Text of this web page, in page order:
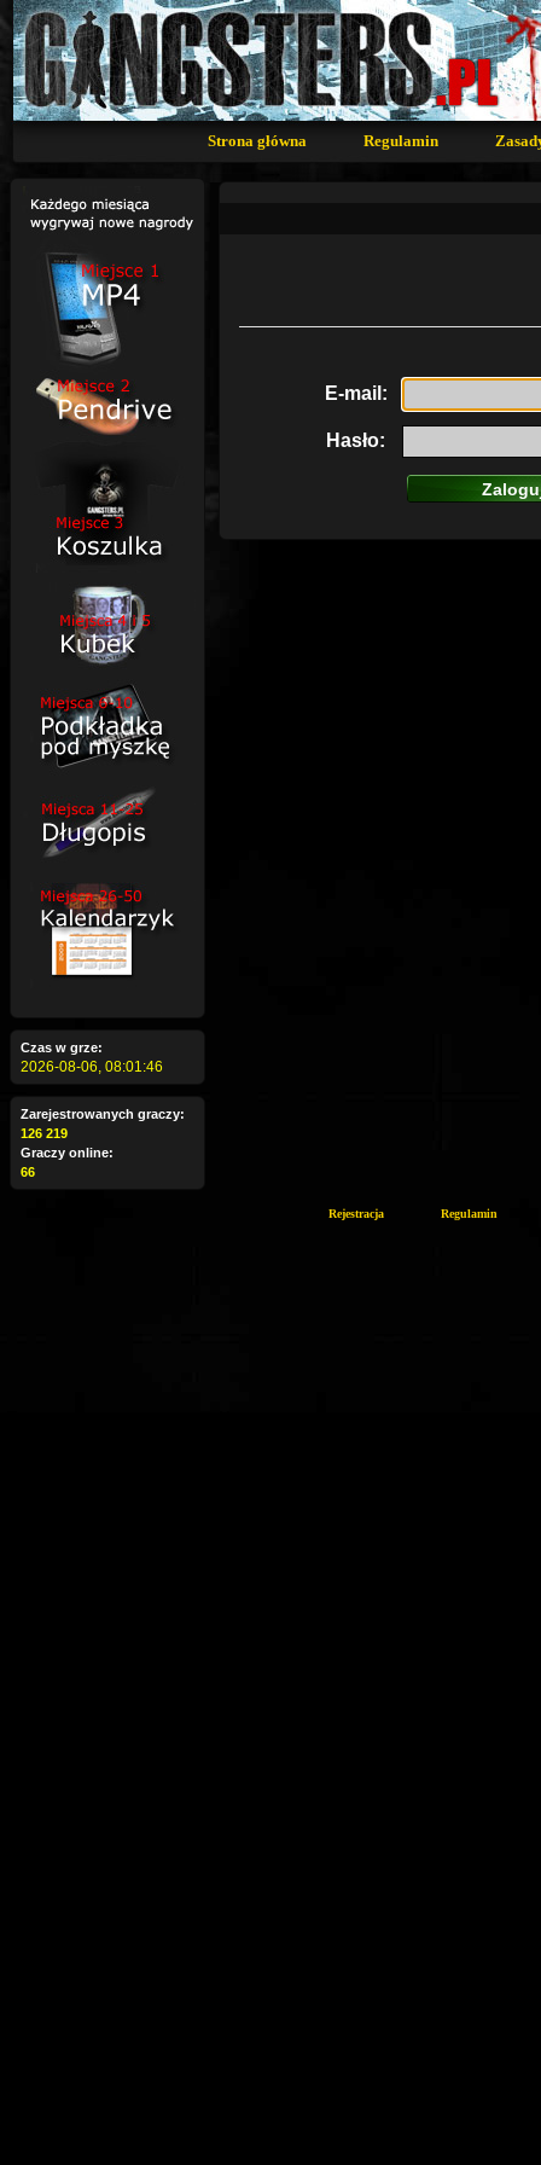
Strona główna Regulamin
Czas w grze:
2026-08-06, 08:01:47
Zarejestrowanych graczy:
126 219
Graczy online:
66
E-mail:
Hasło:
Rejestracja Regulamin